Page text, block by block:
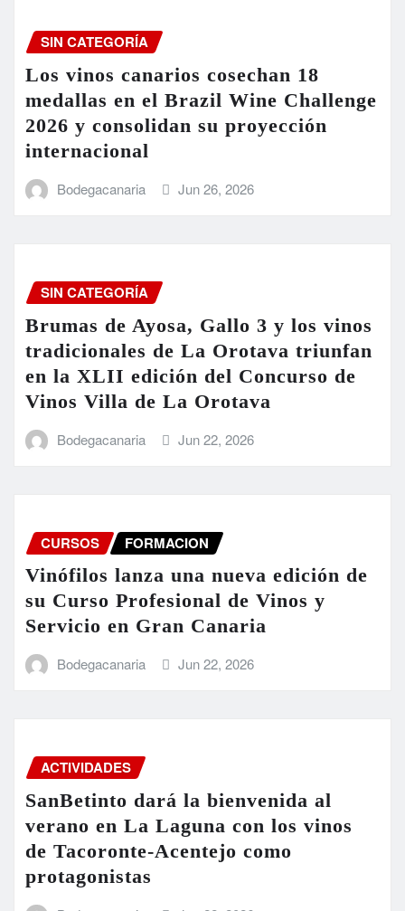
SIN CATEGORÍA
Los vinos canarios cosechan 18
medallas en el Brazil Wine Challenge
2026 y consolidan su proyección
internacional
Bodegacanaria Jun 26, 2026
SIN CATEGORÍA
Brumas de Ayosa, Gallo 3 y los vinos
tradicionales de La Orotava triunfan
en la XLII edición del Concurso de
Vinos Villa de La Orotava
Bodegacanaria Jun 22, 2026
CURSOS FORMACION
Vinófilos lanza una nueva edición de
su Curso Profesional de Vinos y
Servicio en Gran Canaria
Bodegacanaria Jun 22, 2026
ACTIVIDADES
SanBetinto dará la bienvenida al
verano en La Laguna con los vinos
de Tacoronte-Acentejo como
protagonistas